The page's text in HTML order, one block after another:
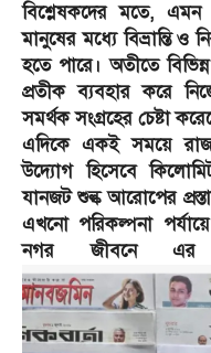
বিশ্লেষকদের মতে, এমন
মানুষের মধ্যে বিভ্রান্তি
হতে পারে। অতীতে
প্রতীক ব্যবহার করে
সমর্থক সংগ্রহের চেষ্টা
এদিকে একই সময়ে
উদ্যোগ হিসেবে
যানজট শুল্ক আরোপের
এখনো পরিকল্পনা
নগর জীবনে এর